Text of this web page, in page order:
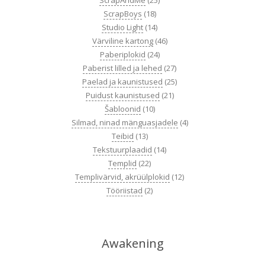
ScrapBoys (18)
Studio Light (14)
Värviline kartong (46)
Paberiplokid (24)
Paberist lilled ja lehed (27)
Paelad ja kaunistused (25)
Puidust kaunistused (21)
Šabloonid (10)
Silmad, ninad mänguasjadele (4)
Teibid (13)
Tekstuurplaadid (14)
Templid (22)
Templivärvid, akrüülplokid (12)
Tööriistad (2)
Awakening